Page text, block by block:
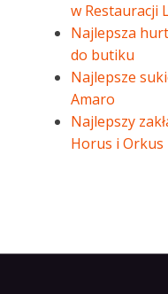
w Restauracji
Najlepsza
do butiku
Najlepsze
Amaro
Najlepszy
Horus i Orkus